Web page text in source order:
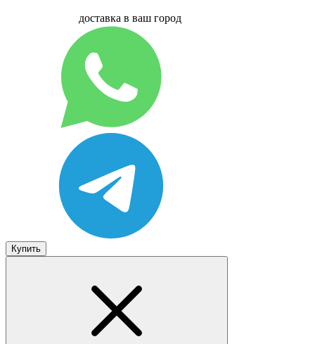
доставка в ваш город
Купить